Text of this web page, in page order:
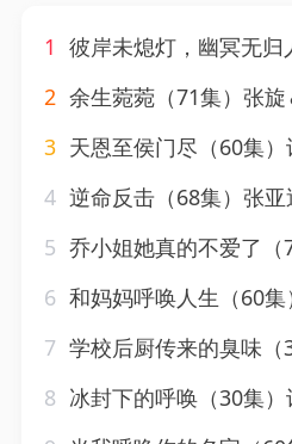
1 彼岸未熄灯，幽冥无归人（
2 余生菀菀（71集）张旋
3 天恩至侯门尽（60集
4 逆命反击（68集）张亚
5 乔小姐她真的不爱了（
6 和妈妈呼唤人生（60
7 学校后厨传来的臭味（
8 冰封下的呼唤（30集